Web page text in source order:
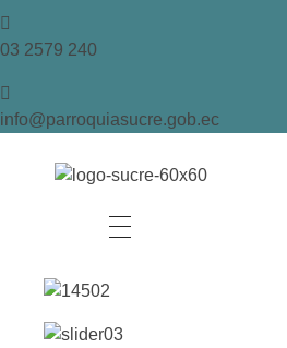
03 2579 240
info@parroquiasucre.gob.ec